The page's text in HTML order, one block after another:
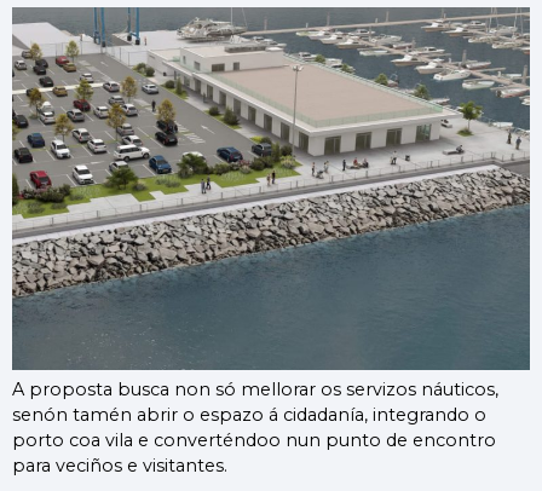
A proposta busca non só mellorar os servizos náuticos,
senón tamén abrir o espazo á cidadanía, integrando o
porto coa vila e converténdoo nun punto de encontro
para veciños e visitantes.